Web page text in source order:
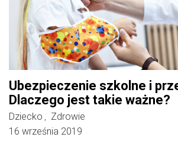
Ubezpieczenie szkolne i
Dlaczego jest takie ważne?
Dziecko ,
Zdrowie
16 września 2019